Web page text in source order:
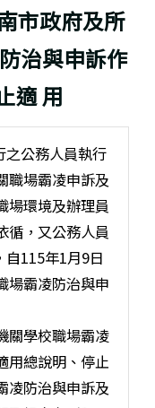
市政府及所
治與申訴作
適 用
之公務人員執行
職場霸凌申訴及
場環境及辦理員
循，又公務人員
115年1月9日
場霸凌防治與申
關學校職場霸凌
用總說明、停止
凌防治與申訴及